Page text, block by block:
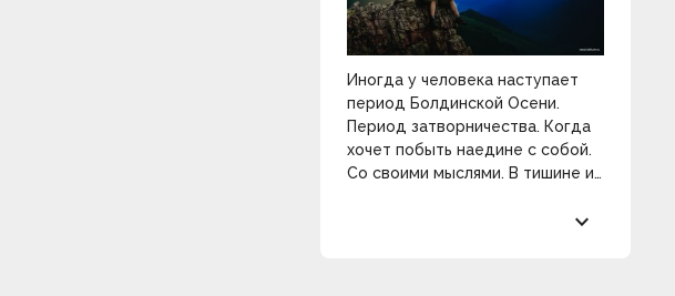
Иногда у человека наступает
период Болдинской Осени.
Период затворничества. Когда
хочет побыть наедине с собой.
Со своими мыслями. В тишине и
keyboard_arrow_down